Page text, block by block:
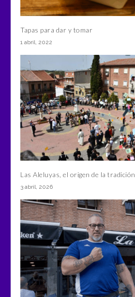
Tapas para dar y tomar
1 abril, 2022
Las Aleluyas, el origen de la tradición
3 abril, 2026